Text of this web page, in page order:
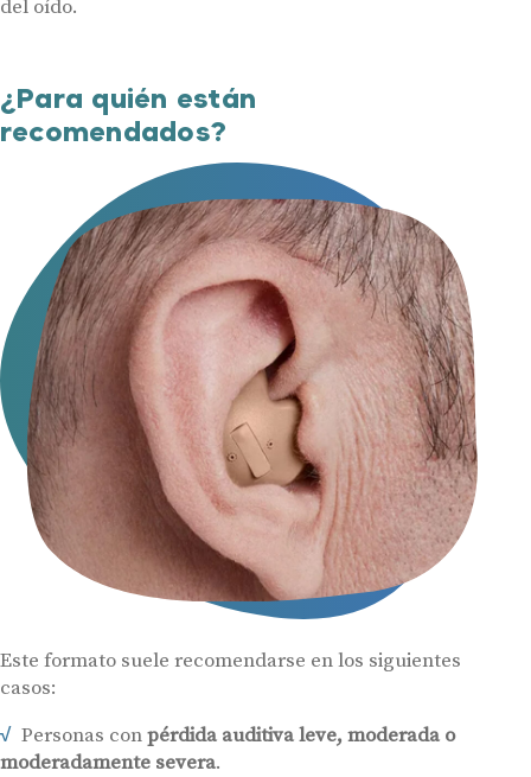
del oído.
¿Para quién están
recomendados?
Este formato suele recomendarse en los siguientes
casos:
Personas conpérdida auditiva leve, moderada o
moderadamente severa.